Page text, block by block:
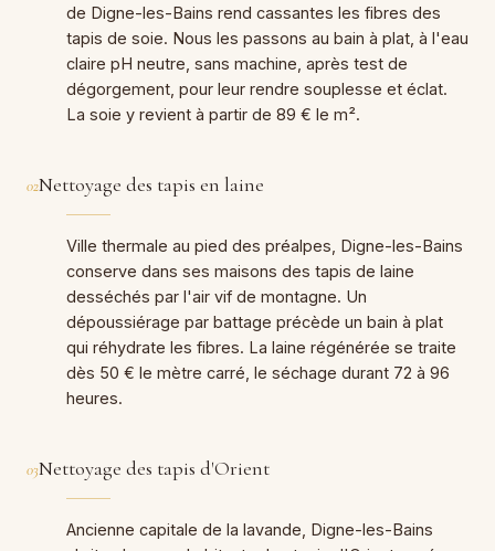
de Digne-les-Bains rend cassantes les fibres des
tapis de soie. Nous les passons au bain à plat, à l'eau
claire pH neutre, sans machine, après test de
dégorgement, pour leur rendre souplesse et éclat.
La soie y revient à partir de 89 € le m².
02Nettoyage des tapis en laine
Ville thermale au pied des préalpes, Digne-les-Bains
conserve dans ses maisons des tapis de laine
desséchés par l'air vif de montagne. Un
dépoussiérage par battage précède un bain à plat
qui réhydrate les fibres. La laine régénérée se traite
dès 50 € le mètre carré, le séchage durant 72 à 96
heures.
03Nettoyage des tapis d'Orient
Ancienne capitale de la lavande, Digne-les-Bains